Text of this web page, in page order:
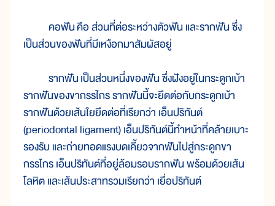
คอฟัน คือ ส่วนที่ต่อระหว่างตัวฟัน และรากฟัน ซึ่ง
เป็นส่วนของฟันที่มีเหงือกมาสัมผัสอยู่
รากฟัน เป็นส่วนหนึ่งของฟัน ซึ่งฝังอยู่ในกระดูกเบ้า
รากฟันของขากรรไกร รากฟันนี้จะยึดต่อกับกระดูกเบ้า
รากฟันด้วยเส้นใยยึดต่อที่เรียกว่า เอ็นปริทันต์
(periodontal ligament) เอ็นปริทันต์นี้ทำหน้าที่คล้ายเบาะ
รองรับ และถ่ายทอดแรงบดเคี้ยวจากฟันไปสู่กระดูกขา
กรรไกร เอ็นปริทันต์ที่อยู่ล้อมรอบรากฟัน พร้อมด้วยเส้น
โลหิต และเส้นประสาทรวมเรียกว่า เยื่อปริทันต์